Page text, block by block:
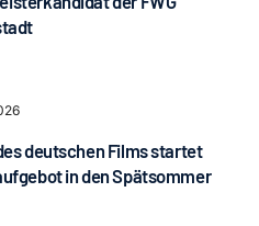
deutschen Films startet
in den Spätsommer